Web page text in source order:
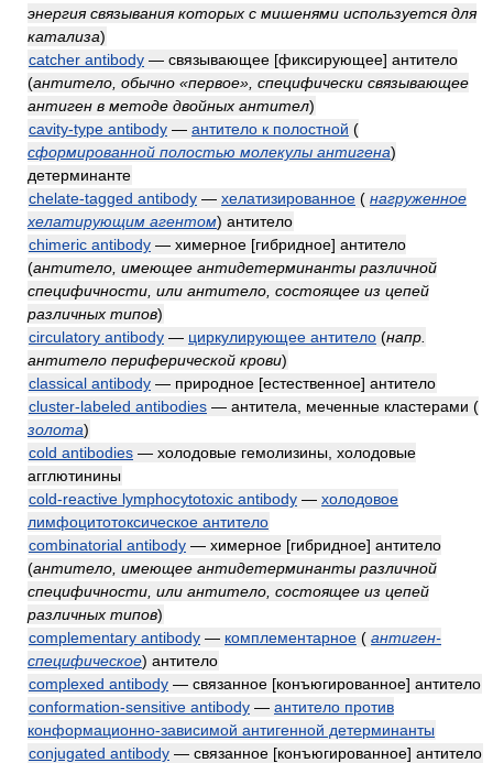
энергия связывания которых с мишенями используется для
катализа)
catcher antibody — связывающее [фиксирующее] антитело
(антитело, обычно «первое», специфически связывающее
антиген в методе двойных антител)
cavity-type antibody — антитело к полостной (
сформированной полостью молекулы антигена)
детерминанте
chelate-tagged antibody — хелатизированное ( нагруженное
хелатирующим агентом) антитело
chimeric antibody — химерное [гибридное] антитело
(антитело, имеющее антидетерминанты различной
специфичности, или антитело, состоящее из цепей
различных типов)
circulatory antibody — циркулирующее антитело (напр.
антитело периферической крови)
classical antibody — природное [естественное] антитело
cluster-labeled antibodies — антитела, меченные кластерами (
золота)
cold antibodies — холодовые гемолизины, холодовые
агглютинины
cold-reactive lymphocytotoxic antibody — холодовое
лимфоцитотоксическое антитело
combinatorial antibody — химерное [гибридное] антитело
(антитело, имеющее антидетерминанты различной
специфичности, или антитело, состоящее из цепей
различных типов)
complementary antibody — комплементарное ( антиген-
специфическое) антитело
complexed antibody — связанное [конъюгированное] антитело
conformation-sensitive antibody — антитело против
конформационно-зависимой антигенной детерминанты
conjugated antibody — связанное [конъюгированное] антитело